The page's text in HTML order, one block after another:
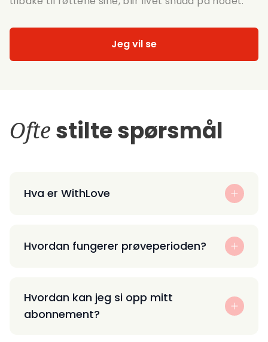
Jeg vil se
Ofte stilte spørsmål
Hva er WithLove
Hvordan fungerer prøveperioden?
Hvordan kan jeg si opp mitt
abonnement?